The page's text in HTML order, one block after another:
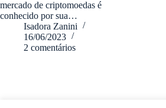
mercado de criptomoedas é
conhecido por sua…
Isadora Zanini
16/06/2023
2 comentários